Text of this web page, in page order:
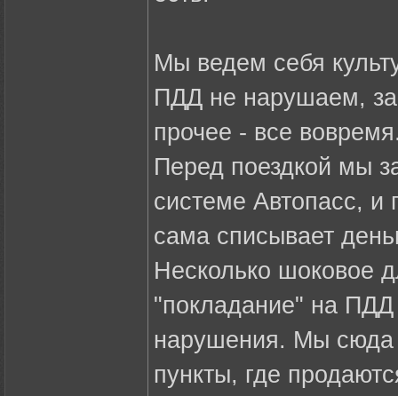
Мы ведем себя
ПДД не нарушаем, за
прочее - все
Перед поездкой мы
системе Автопасс, и
сама списывает
Несколько шоковое
"покладание" на ПДД
нарушения. Мы сюда
пункты, где